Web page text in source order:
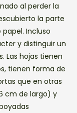
al perder la
la parte
Incluso
y distinguir un
Las hojas tienen
tienen forma de
que en otras
cm de largo) y